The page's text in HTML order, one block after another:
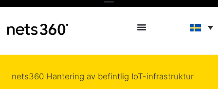
nets360 Hantering av befintlig IoT-infrastruktur